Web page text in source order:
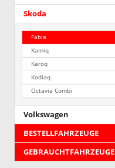
Skoda
Fabia
Kamiq
Karoq
Kodiaq
Octavia Combi
Volkswagen
BESTELLFAHRZEUGE
GEBRAUCHTFAHRZEUGE